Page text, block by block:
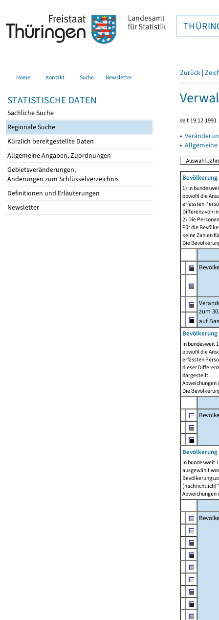
Home Kontakt Suche Newsletter
STATISTISCHE DATEN
Sachliche Suche
Regionale Suche
Kürzlich bereitgestellte Daten
Allgemeine Angaben, Zuordnungen
Gebietsveränderungen,
Änderungen zum Schlüsselverzeichnis
Definitionen und Erläuterungen
Newsletter
Zurück |
seit 19.12.1991
▸
▸
1) In
obwohl die
erfassten
Differenz von
2) Die
Für die
keine Zahlen
Die
zum
auf
Bevölkerung
In bundesweit
obwohl die
erfassten
dieser
dargestellt.
Abweichungen
Die
In bundesweit
ausgewählt
Abweichungen